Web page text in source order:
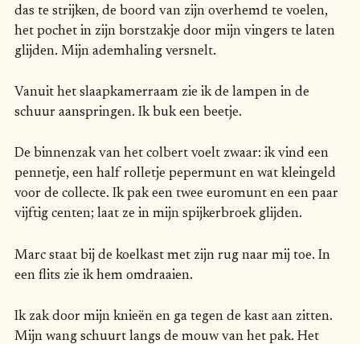
das te strijken, de boord van zijn overhemd te voelen,
het pochet in zijn borstzakje door mijn vingers te laten
glijden. Mijn ademhaling versnelt.
Vanuit het slaapkamerraam zie ik de lampen in de
schuur aanspringen. Ik buk een beetje.
De binnenzak van het colbert voelt zwaar: ik vind een
pennetje, een half rolletje pepermunt en wat kleingeld
voor de collecte. Ik pak een twee euromunt en een paar
vijftig centen; laat ze in mijn spijkerbroek glijden.
Marc staat bij de koelkast met zijn rug naar mij toe. In
een flits zie ik hem omdraaien.
Ik zak door mijn knieën en ga tegen de kast aan zitten.
Mijn wang schuurt langs de mouw van het pak. Het